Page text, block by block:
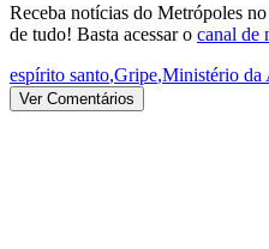
Receba notícias do Metrópoles
de tudo! Basta acessar o canal de
espírito santo,Gripe,Ministério da
Ver Comentários